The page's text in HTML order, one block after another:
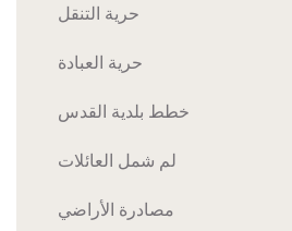
حرية التنقل
حرية العبادة
خطط بلدية القدس
لم شمل العائلات
مصادرة الأراضي